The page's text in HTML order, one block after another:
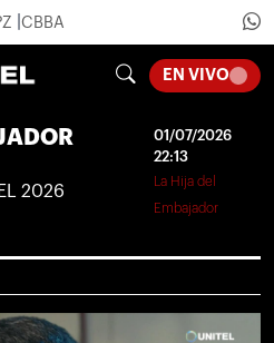
CBBA
EN VIVO
2026
01/07/2026
22:13
La Hija del
Embajador